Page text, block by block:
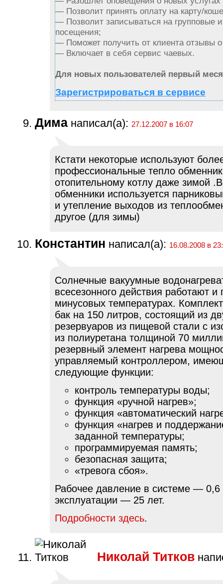
— Позволит принять оплату на карту/
— Позволит записываться на групповые
посещения;
— Поможет получить от клиента отзывы
— Включает в себя сервис чаевых.
Для новых пользователей первый
Зарегистрироваться в сервисе
Дима написал(а): 27.12.2007 в 16:07
Кстати некоторые используют
профессиональные тепло
отопительному котлу даже зимой
обменники используется
и утепление выходов из
другое (для зимы)
Константин написал(а): 16.08.2008 в
Солнечные вакуумные
всесезонного действия работают и
минусовых температурах.
бак на 150 литров, состоящий из
резервуаров из пищевой стали с
из полиуретана толщиной 70
резервный элемент нагрева
управляемый контроллером,
следующие функции:
контроль температуры воды;
функция «ручной нагрев»;
функция «автоматический
функция «нагрев и
заданной температуры;
программируемая память;
безопасная защита;
«тревога сбоя».
Рабочее давление в системе —
эксплуатации — 25 лет.
Подробности здесь.
Николай Титков